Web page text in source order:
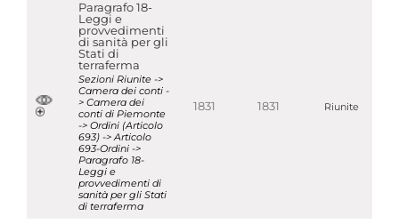
Paragrafo 18-
Leggi e
provvedimenti
di sanità per gli
Stati di
terraferma
Sezioni Riunite ->
Camera dei conti -
> Camera dei
conti di Piemonte
-> Ordini (Articolo
693) -> Articolo
693-Ordini ->
Paragrafo 18-
Leggi e
provvedimenti di
sanità per gli Stati
di terraferma
1831 1831 Riunite